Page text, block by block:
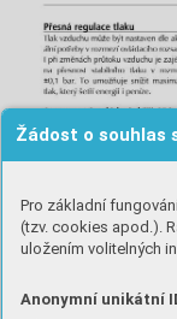
Žádost o souhlas
Pro základní
(tzv. cookies apod.).
uložením volitelných
Anonymní unikátní